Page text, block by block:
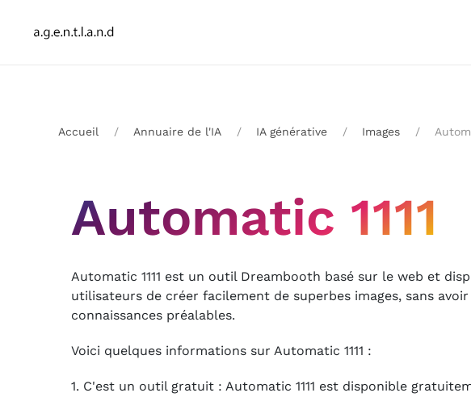
Accueil Annuaire de l'IA IA générative Images
Automatic 1111
Automatic 1111 est un outil Dreambooth basé sur le web et
utilisateurs de créer facilement de superbes images, sans
connaissances préalables.
Voici quelques informations sur Automatic 1111 :
1. C'est un outil gratuit : Automatic 1111 est disponible